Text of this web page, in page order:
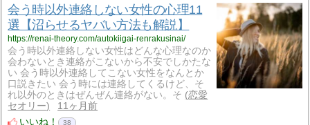
会う時以外連絡しない女性の心理11
選【沼らせるヤバい方法も解説】
https://renai-theory.com/autokiigai-renrakusinai/
会う時以外連絡しない女性はどんな心理なのか
会わないとき連絡がこないから不安でしかたな
い 会う時以外連絡してこない女性をなんとか
口説きたい 会う時には連絡してくるけど、そ
れ以外のときはぜんぜん連絡がない。そ
恋愛
セオリー
11ヶ月前
いいね！
38